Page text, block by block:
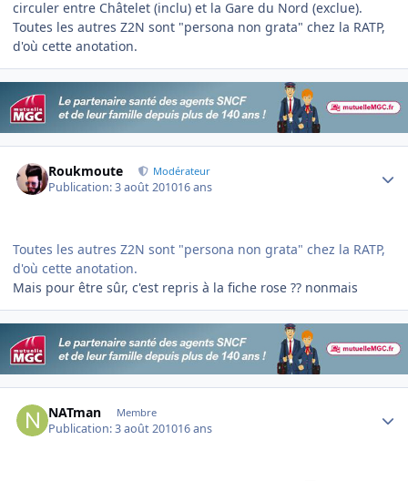
circuler entre Châtelet (inclu) et la Gare du Nord (exclue).
Toutes les autres Z2N sont "persona non grata" chez la RATP,
d'où cette anotation.
Roukmoute Modérateur
Publication:3 août 201016 ans
Toutes les autres Z2N sont "persona non grata" chez la RATP,
d'où cette anotation.
Mais pour être sûr, c'est repris à la fiche rose ?? nonmais
NATman Membre
Publication:3 août 201016 ans